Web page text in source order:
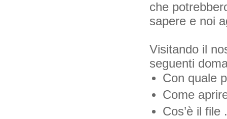
che
sapere e noi
Visitando il
seguenti
Con quale
Come
Cos’è il file